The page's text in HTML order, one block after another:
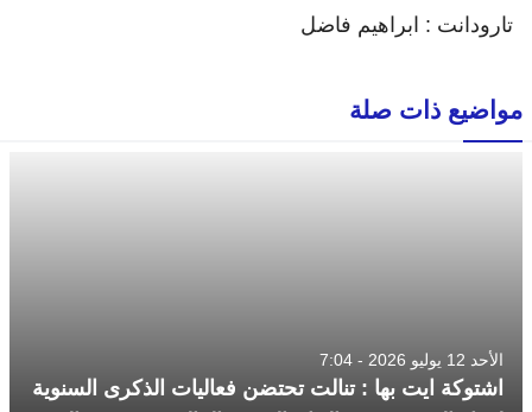
تارودانت : ابراهيم فاضل
مواضيع ذات صلة
الأحد 12 يوليو 2026 - 7:04
اشتوكة ايت بها : تنالت تحتضن فعاليات الذكرى السنوية